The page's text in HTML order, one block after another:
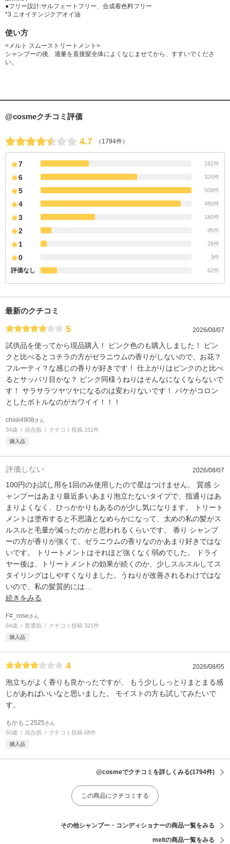
●フリー設計:サルフェートフリー、合成着色料フリー
*3 ニオイテンジクアオイ油
使い方
<メルト スムーストリートメント>
シャンプーの後、適量を直接髪全体によくなじませてから、すすいでくださ
い。
@cosmeクチコミ評価
4.7 （1794件）
7 162件
6 326件
5 508件
4 480件
3 180件
2 45件
1 28件
0 3件
評価なし 62件
最新のクチコミ
5 2026/08/07
試供品を使ってから現品購入！ ピンク色のも購入しました！ ピン
クと比べるとコチラの方がゼラニウムの香りがしないので、お花？
フルーティ？な感じの香りが好きです！ 仕上がりはピンクのと比べ
るとサッパリ目かな？ ピンク同様うねりはそんなになくならないで
す！ サラサラツヤツヤになるのは変わりないです！ パケがコロン
としたボトルなのがカワイイ！！！
chiiiii4908さん
34歳 混合肌 クチコミ投稿 151件
購入品
評価しない 2026/08/07
100円のお試し用を1回のみ使用したので星はつけません。 質感 シ
ャンプーはあまり最近多いあまり泡立たないタイプで、指通りはあ
まりよくなく、ひっかかりもあるのが少し気になります。 トリート
メントは塗布すると不思議となめらかになって、太めの私の髪がス
ルスルと毛量が減ったのかと思われるくらいです。 香り シャンプ
ーの方が香りが強くて、ゼラニウムの香りなのかあまり好きではな
いです。 トリートメントはそれほど強くなく弱めでした。 ドライ
ヤー後は、トリートメントの効果が続くのか、少しスルスルしてス
タイリングはしやすくなりました。うねりが改善されるわけではな
いので、私の髪質的には…
続きをみる
F#_roseさん
64歳 普通肌 クチコミ投稿 321件
購入品
4 2026/08/05
泡立ちがよく香りも良かったですが、 もう少ししっとりまとまる感
じがあればいいなと思いました。 モイストの方も試してみたいで
す。
もかもこ2525さん
50歳 混合肌 クチコミ投稿 68件
購入品
@cosmeでクチコミを詳しくみる(1794件)
この商品にクチコミする
その他シャンプー・コンディショナーの商品一覧をみる
meltの商品一覧をみる